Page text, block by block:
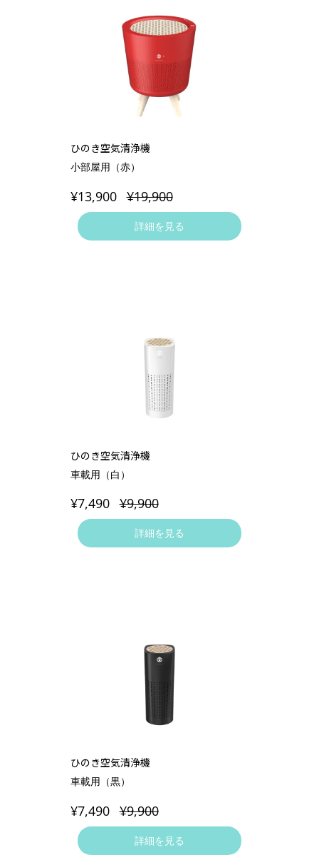
ひのき空気清浄機
小部屋用（赤）
¥13,900 ¥19,900
詳細を見る
ひのき空気清浄機
車載用（白）
¥7,490 ¥9,900
詳細を見る
ひのき空気清浄機
車載用（黒）
¥7,490 ¥9,900
詳細を見る